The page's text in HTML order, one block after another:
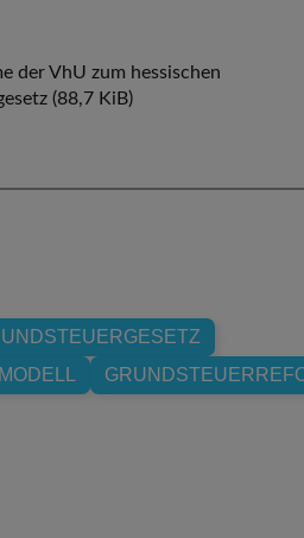
der VhU zum hessischen
(88,7 KiB)